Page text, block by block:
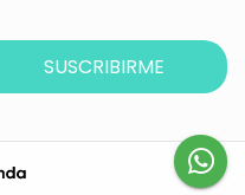
SUSCRIBIRME